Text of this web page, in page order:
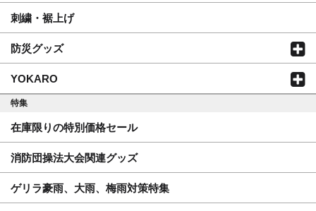
刺繍・裾上げ
防災グッズ
YOKARO
特集
在庫限りの特別価格セール
消防団操法大会関連グッズ
ゲリラ豪雨、大雨、梅雨対策特集